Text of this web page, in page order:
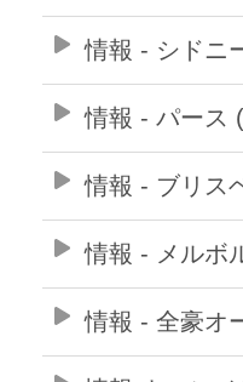
情報 - シドニ
情報 - パース
情報 - ブリス
情報 - メルボ
情報 - 全豪オ